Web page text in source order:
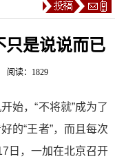
只是说说而已
阅读：1829
始，“不将就”成为了
的“王者”，而且每次
日，一加在北京召开